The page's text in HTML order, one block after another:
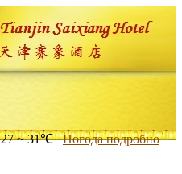
27 ~ 31℃ Погода подробно